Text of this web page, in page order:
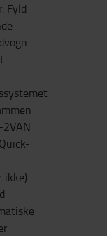
Fyld
ikke).